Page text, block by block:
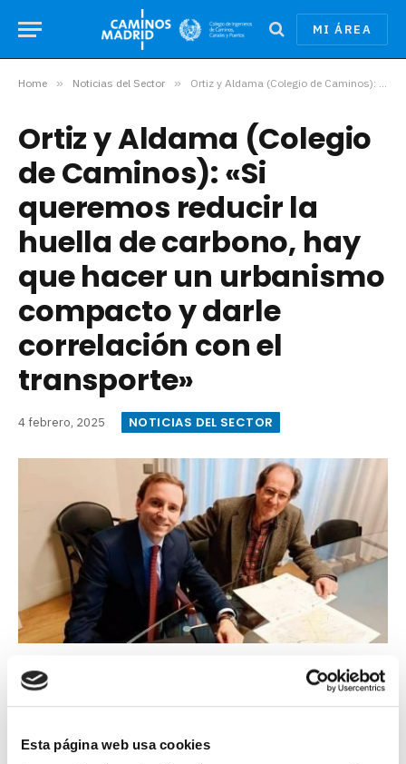
Esta página web usa cookies
MI ÁREA
Home » Noticias del Sector » Ortiz y Aldama (Colegio de Caminos): «Si queremos reducir la huella de carbono, hay que hacer un urbanismo compacto y darle correlación con el transporte»
Ortiz y Aldama (Colegio
de Caminos): «Si
queremos reducir la
huella de carbono, hay
que hacer un urbanismo
compacto y darle
correlación con el
transporte»
4 febrero, 2025 NOTICIAS DEL SECTOR